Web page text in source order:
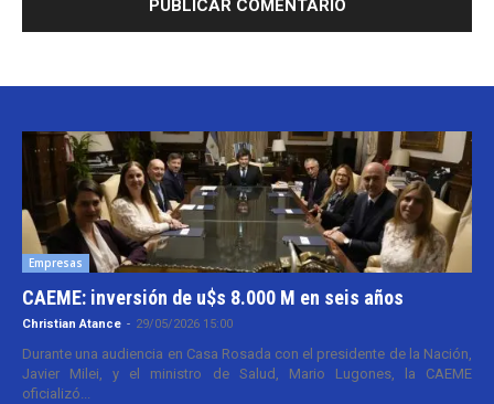
Empresas
CAEME: inversión de u$s 8.000 M en seis años
Christian Atance - 29/05/2026 15:00
Durante una audiencia en Casa Rosada con el presidente de la Nación,
Javier Milei, y el ministro de Salud, Mario Lugones, la CAEME
oficializó...